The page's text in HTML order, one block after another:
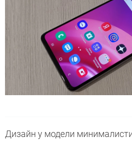
Дизайн у модели